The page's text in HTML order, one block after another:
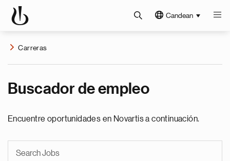
Candean
Carreras
Buscador de empleo
Encuentre oportunidades en Novartis a continuación.